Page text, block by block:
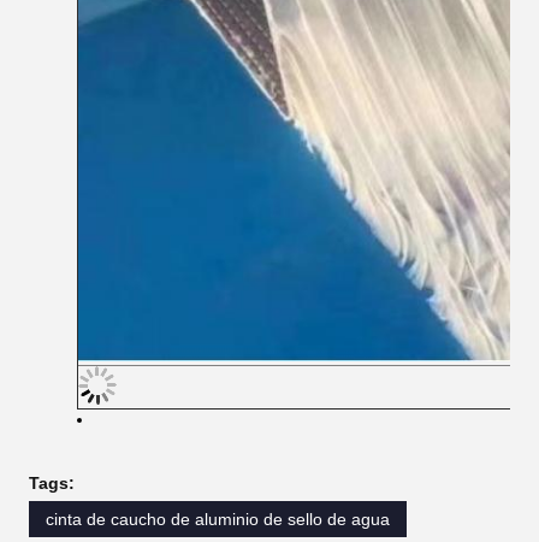
Tags:
cinta de caucho de aluminio de sello de agua